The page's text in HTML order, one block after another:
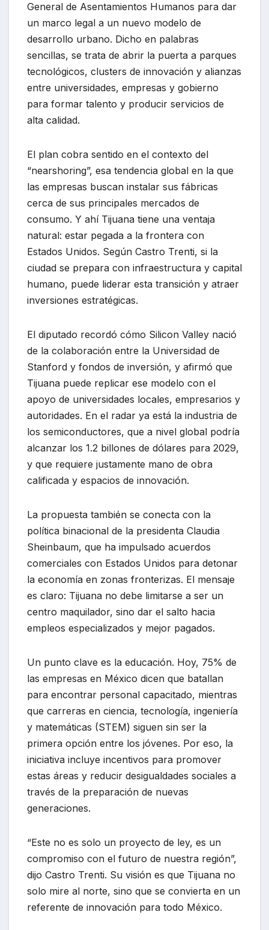
General de Asentamientos Humanos para dar
un marco legal a un nuevo modelo de
desarrollo urbano. Dicho en palabras
sencillas, se trata de abrir la puerta a parques
tecnológicos, clusters de innovación y alianzas
entre universidades, empresas y gobierno
para formar talento y producir servicios de
alta calidad.
El plan cobra sentido en el contexto del
“nearshoring”, esa tendencia global en la que
las empresas buscan instalar sus fábricas
cerca de sus principales mercados de
consumo. Y ahí Tijuana tiene una ventaja
natural: estar pegada a la frontera con
Estados Unidos. Según Castro Trenti, si la
ciudad se prepara con infraestructura y capital
humano, puede liderar esta transición y atraer
inversiones estratégicas.
El diputado recordó cómo Silicon Valley nació
de la colaboración entre la Universidad de
Stanford y fondos de inversión, y afirmó que
Tijuana puede replicar ese modelo con el
apoyo de universidades locales, empresarios y
autoridades. En el radar ya está la industria de
los semiconductores, que a nivel global podría
alcanzar los 1.2 billones de dólares para 2029,
y que requiere justamente mano de obra
calificada y espacios de innovación.
La propuesta también se conecta con la
política binacional de la presidenta Claudia
Sheinbaum, que ha impulsado acuerdos
comerciales con Estados Unidos para detonar
la economía en zonas fronterizas. El mensaje
es claro: Tijuana no debe limitarse a ser un
centro maquilador, sino dar el salto hacia
empleos especializados y mejor pagados.
Un punto clave es la educación. Hoy, 75% de
las empresas en México dicen que batallan
para encontrar personal capacitado, mientras
que carreras en ciencia, tecnología, ingeniería
y matemáticas (STEM) siguen sin ser la
primera opción entre los jóvenes. Por eso, la
iniciativa incluye incentivos para promover
estas áreas y reducir desigualdades sociales a
través de la preparación de nuevas
generaciones.
“Este no es solo un proyecto de ley, es un
compromiso con el futuro de nuestra región”,
dijo Castro Trenti. Su visión es que Tijuana no
solo mire al norte, sino que se convierta en un
referente de innovación para todo México.